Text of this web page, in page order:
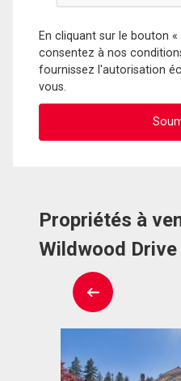
En cliquant sur le bouton
consentez à nos
fournissez l'autorisation
vous.
Propriétés à
Wildwood Drive